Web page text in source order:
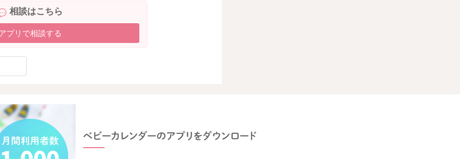
相談はこちら
プリで相談する